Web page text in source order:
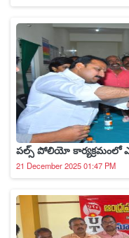
పల్స్ పోలియో కార్యక్రమంలో
21 December 2025 01:47 PM